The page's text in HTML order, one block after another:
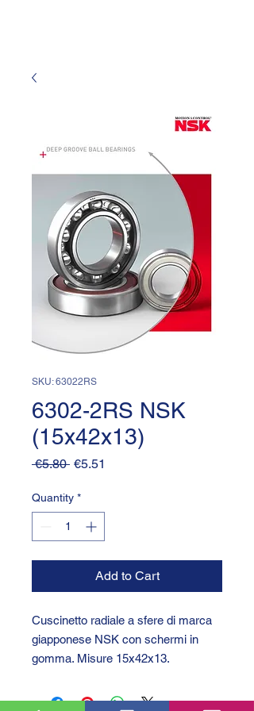
SKU: 63022RS
6302-2RS NSK
(15x42x13)
€5.80 Regular
€5.51
Quantity *
Add to Cart
Cuscinetto radiale a sfere di marca
giapponese NSK con schermi in
gomma. Misure 15x42x13.